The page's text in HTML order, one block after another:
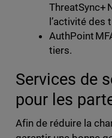
ThreatSync+
l’activité des
AuthPoint
tiers.
Services de
pour les
Afin de réduire la